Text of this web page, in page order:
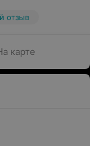
отзыв
карте